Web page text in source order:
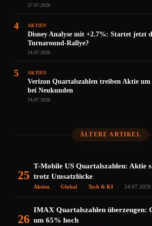
27.07.2026
4 AKTIEN
Disney Analyse mit +2.7%: Startet jetzt
Turnaround-Rallye?
24.07.2026
5 AKTIEN
Verizon Quartalszahlen treiben Aktie
bei Neukunden
24.07.2026
ÄLTERE ARTIKEL
25
T-Mobile US Quartalszahlen: Aktie
trotz Umsatzlücke
Aktien Global Tech & KI
26
IMAX Quartalszahlen überzeugen:
um 65% hoch